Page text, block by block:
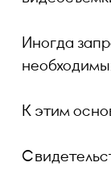
Иногда
К этим